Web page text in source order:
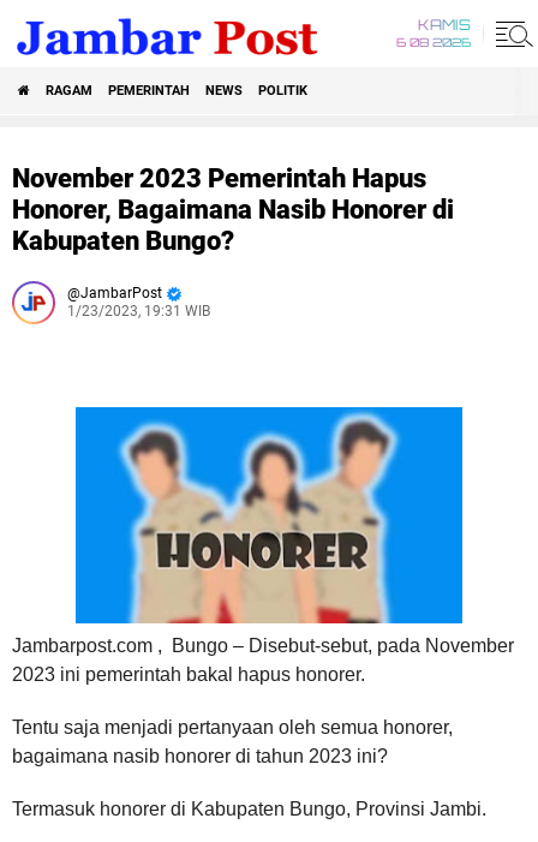
KAMIS
6 08 2026
RAGAM PEMERINTAH NEWS POLITIK
November 2023 Pemerintah Hapus
Honorer, Bagaimana Nasib Honorer di
Kabupaten Bungo?
JambarPost
1/23/2023, 19:31 WIB
Jambarpost.com , Bungo – Disebut-sebut, pada November
2023 ini pemerintah bakal hapus honorer.
Tentu saja menjadi pertanyaan oleh semua honorer,
bagaimana nasib honorer di tahun 2023 ini?
Termasuk honorer di Kabupaten Bungo, Provinsi Jambi.